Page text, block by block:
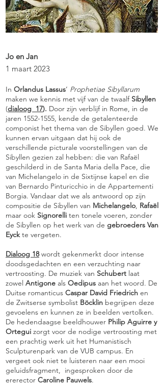
Jo en Jan
1 maart 2023
In Orlandus Lassus’ Prophetiae Sibyllarum
maken we kennis met vijf van de twaalfSibyllen
(dialoog 17). Door zijn verblijf in Rome, in de
jaren 1552-1555, kende de getalenteerde
componist het thema van de Sibyllen goed. We
kunnen ervan uitgaan dat hij ook de
verschillende picturale voorstellingen van de
Sibyllen gezien zal hebben: die van Rafaël
geschilderd in de Santa Maria della Pace, die
van Michelangelo in de Sixtijnse kapel en die
van Bernardo Pinturicchio in de Appartementi
Borgia. Vandaar dat we als antwoord op zijn
compositie de Sibyllen van Michelangelo, Rafaël
maar ook Signorelli ten tonele voeren, zonder
de Sibyllen op het werk van de gebroeders Van
Eyckte vergeten.
Dialoog 18wordt gekenmerkt door intense
doodsgedachten en een verzuchting naar
vertroosting. De muziek van Schubert laat
zowel Antigone als Oedipus aan het woord. De
Duitse romanticus Caspar David Friedrich en
de Zwitserse symbolist Böcklin begrijpen deze
gevoelens en kunnen ze in beelden vertolken.
De hedendaagse beeldhouwer Philip Aguirre y
Ortegui zorgt voor de nodige vertroosting met
een prachtig werk uit het Humanistisch
Sculpturenpark van de VUB campus. En
vergeet ook niet te luisteren naar een mooi
geluidsfragment, ingesproken door de
ererector Caroline Pauwels.